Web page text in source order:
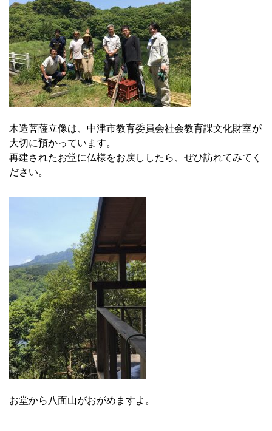
木造菩薩立像は、中津市教育委員会社会教育課文化財室が
大切に預かっています。
再建されたお堂に仏様をお戻ししたら、ぜひ訪れてみてく
ださい。
お堂から八面山がおがめますよ。